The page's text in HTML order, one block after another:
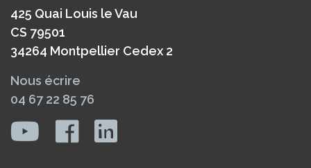
425 Quai Louis le Vau
CS 79501
34264 Montpellier Cedex 2
Nous écrire
04 67 22 85 76